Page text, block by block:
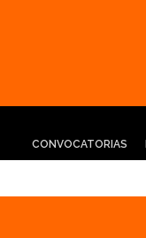
CONVOCATORIAS